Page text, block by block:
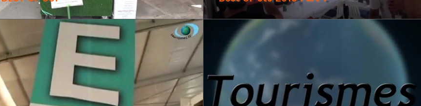
WATCH NOW → WATCH NOW →